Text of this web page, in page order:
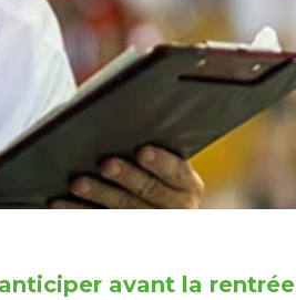
avant la rentrée